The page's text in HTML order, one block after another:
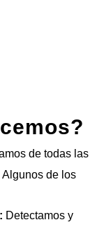
de todas las
de los
Detectamos y